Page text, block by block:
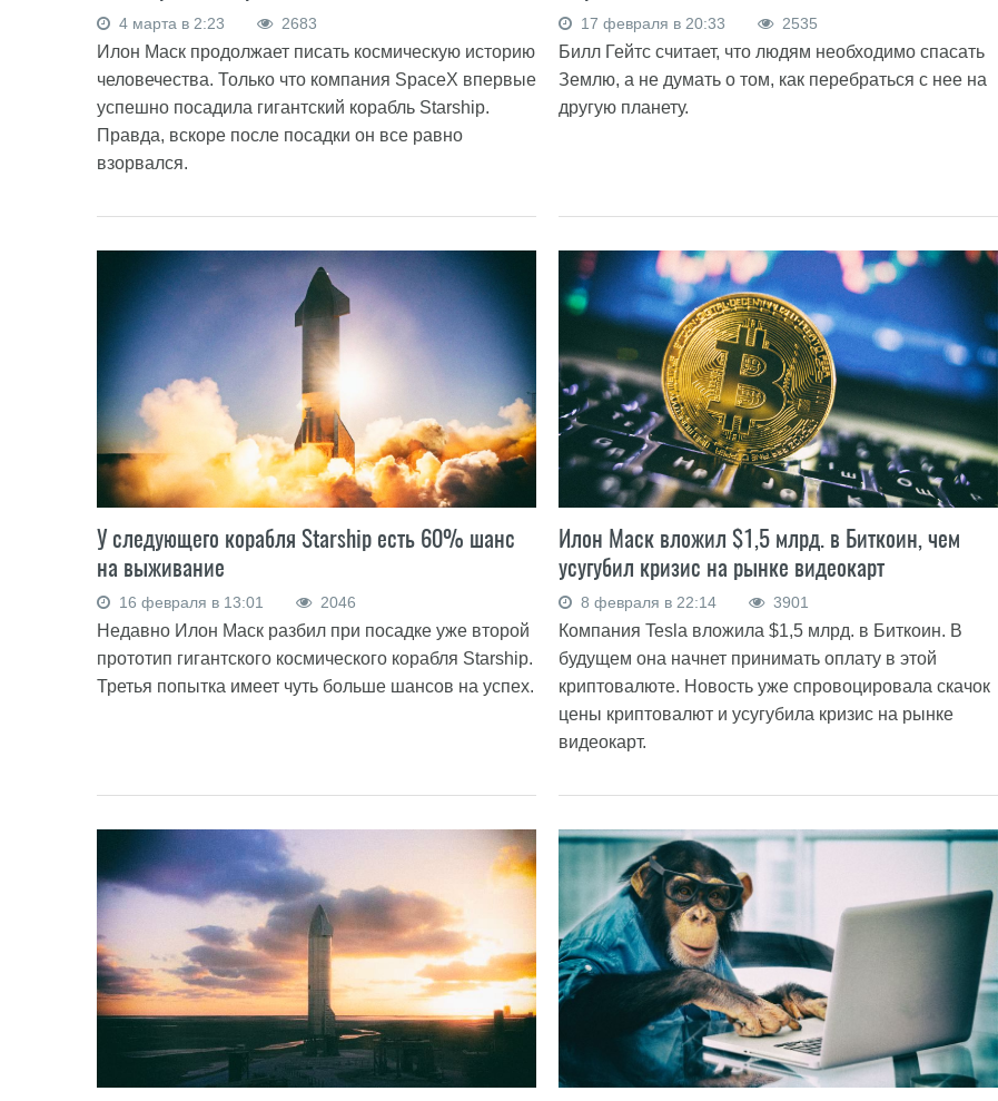
4 марта в 2:23 2683
Илон Маск продолжает писать космическую историю
человечества. Только что компания SpaceX впервые
успешно посадила гигантский корабль Starship.
Правда, вскоре после посадки он все равно
взорвался.
17 февраля в 20:33 2535
Билл Гейтс считает, что людям необходимо спасать
Землю, а не думать о том, как перебраться с нее на
другую планету.
У следующего корабля Starship есть 60% шанс
на выживание
16 февраля в 13:01 2046
Недавно Илон Маск разбил при посадке уже второй
прототип гигантского космического корабля Starship.
Третья попытка имеет чуть больше шансов на успех.
Илон Маск вложил $1,5 млрд. в Биткоин, чем
усугубил кризис на рынке видеокарт
8 февраля в 22:14 3901
Компания Tesla вложила $1,5 млрд. в Биткоин. В
будущем она начнет принимать оплату в этой
криптовалюте. Новость уже спровоцировала скачок
цены криптовалют и усугубила кризис на рынке
видеокарт.